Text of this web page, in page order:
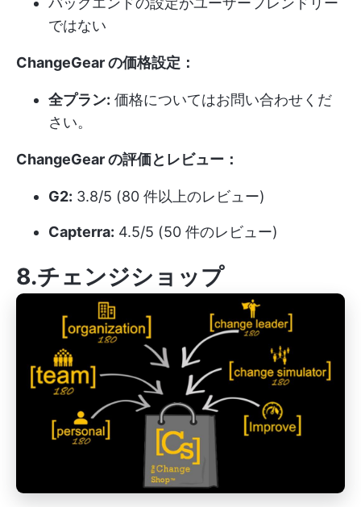
ではない
ChangeGear の価格設定：
全プラン: 価格についてはお問い合わせくだ
さい。
ChangeGear の評価とレビュー：
G2: 3.8/5 (80 件以上のレビュー)
Capterra: 4.5/5 (50 件のレビュー)
8.チェンジショップ